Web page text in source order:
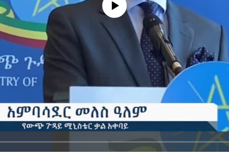
No media source currently available